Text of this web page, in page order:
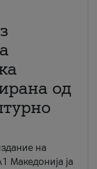
од
на
Македонија ја